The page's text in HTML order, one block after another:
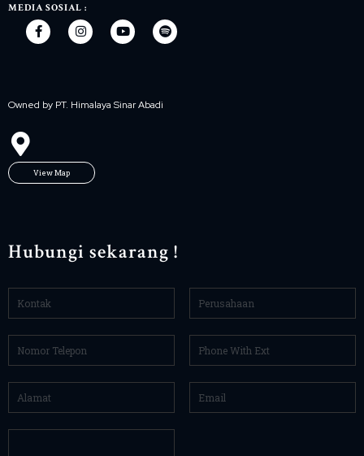
MEDIA SOSIAL :
Owned by PT. Himalaya Sinar Abadi
View Map
Hubungi sekarang !